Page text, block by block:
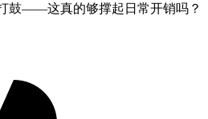
鼓——这真的够撑起日常开销吗？